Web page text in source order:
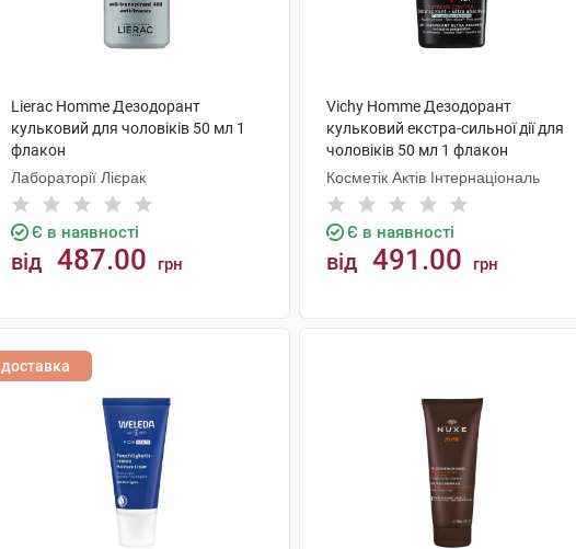
Lierac Homme Дезодорант
кульковий для чоловіків 50 мл 1
флакон
Лабораторії Лієрак
Є в наявності
від 487.00 грн
Vichy Homme Дезодорант
кульковий екстра-сильної дії для
чоловіків 50 мл 1 флакон
Косметік Актів Інтернаціональ
Є в наявності
від 491.00 грн
доставка